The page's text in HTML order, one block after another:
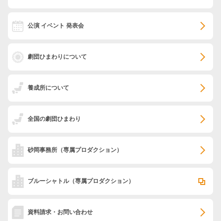
公演 イベント 発表会
劇団ひまわりについて
養成所について
全国の劇団ひまわり
砂岡事務所 （専属プロダクション）
ブルーシャトル（専属プロダクション）
資料請求・お問い合わせ